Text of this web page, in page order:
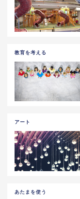
教育を考える
アート
あたまを使う